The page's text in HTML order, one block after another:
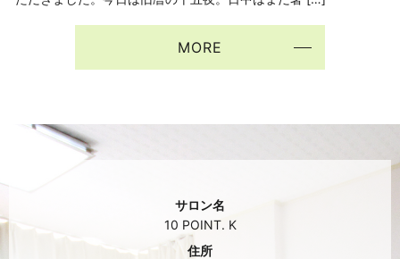
MORE
サロン名
10 POINT. K
住所